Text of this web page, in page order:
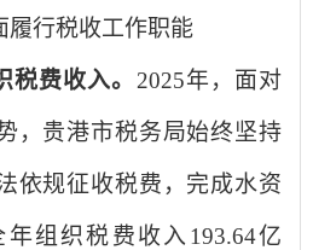
履行税收工作职能
税费收入。 2025年，面对
，贵港市税务局始终坚持
依规征收税费，完成水资
组织税费收入193.64亿